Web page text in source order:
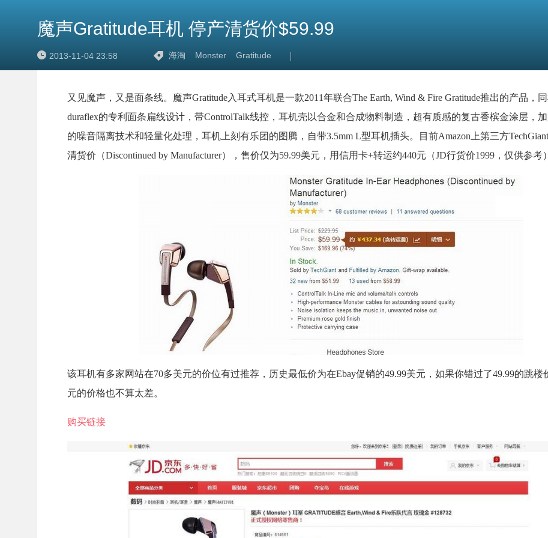
魔声Gratitude耳机 停产清货价$59.99
2013-11-04 23:58 海淘 Monster Gratitude
又见魔声，又是面条线。魔声Gratitude入耳式耳机是一款2011年联合The Earth, Wind & Fire Gratitude推出的产品，
duraflex的专利面条扁线设计，带ControlTalk线控，耳机壳以合金和合成物料制造，超有质感的复古香槟金涂层，
的噪音隔离技术和轻量化处理，耳机上刻有乐团的图腾，自带3.5mm L型耳机插头。目前Amazon上第三方
清货价（Discontinued by Manufacturer），售价仅为59.99美元，用信用卡+转运约440元（JD行货价1999，仅供参考
该耳机有多家网站在70多美元的价位有过推荐，历史最低价为在Ebay促销的49.99美元，如果你错过了49.99的跳楼
元的价格也不算太差。
购买链接